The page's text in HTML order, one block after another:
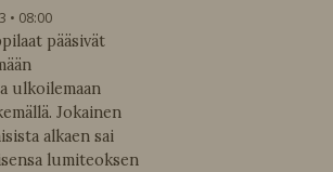
08:00
pääsivät
ulkoilemaan
Jokainen
alkaen sai
lumiteoksen